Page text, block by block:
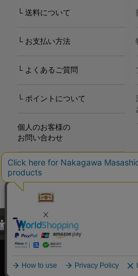
└ 送料について
└ お支払い方法
└ よくあるご質問
└ ポイントについて
個人のお客様の
お問い合わせ
Copyright©2000-2026
Nakagawa Masashichi Shoten All Rights
当サイトでは、当サイト内における
び利便性向上のためにクッキー（
関しては「プライバシーポリシー
承諾する